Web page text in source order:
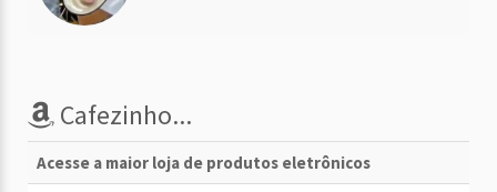
Cafezinho...
Acesse a maior loja de produtos eletrônicos